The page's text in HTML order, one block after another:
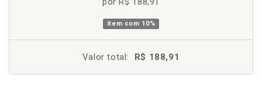
item com 10%
Valor total: R$ 188,91